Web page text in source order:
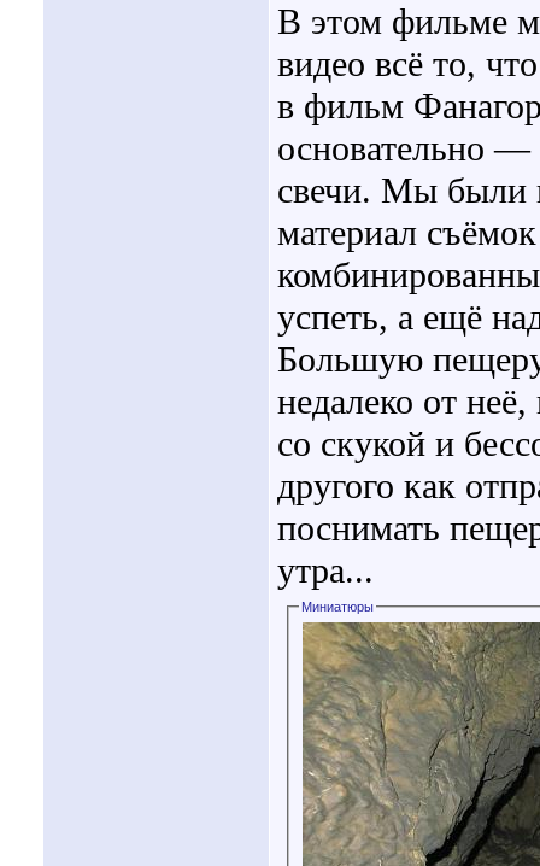
В этом фильме
видео всё то,
в фильм
основательно
свечи. Мы были
материал
успеть, а ещё
Большую
недалеко от
со скукой и
другого как
поснимать
утра...
Миниатюры